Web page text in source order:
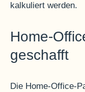
kalkuliert werden.
Home-
geschafft
Die Home-Office-